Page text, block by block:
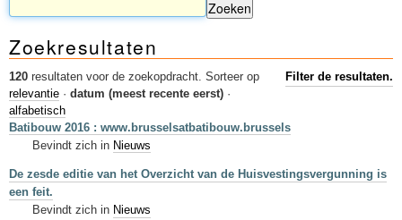
Stedenbouwkundige vergunning
Cartografie
Studies en publicaties
Sleutelwoorden
Stedenbouwkundige inlichtingen
Zoekresultaten
120 resultaten voor de zoekopdracht. Filter de resultaten.
Sorteer op
relevantie · datum (meest recente eerst) ·
alfabetisch
Batibouw 2016 : www.brusselsatbatibouw.brussels
Bevindt zich in Nieuws
De zesde editie van het Overzicht van de Huisvestingsvergunning is
een feit.
Bevindt zich in Nieuws